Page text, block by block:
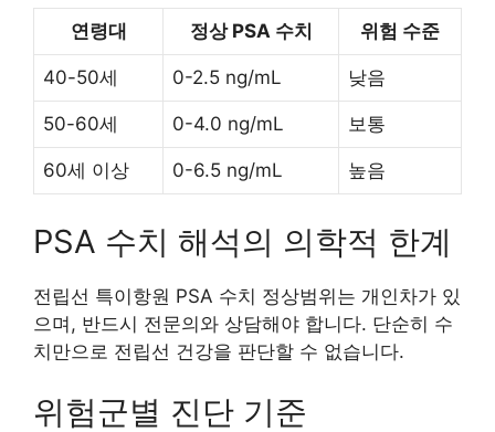
연령대 정상 PSA 수치 위험 수준
40-50세 0-2.5 ng/mL 낮음
50-60세 0-4.0 ng/mL 보통
60세 이상 0-6.5 ng/mL 높음
PSA 수치 해석의 의학적 한계
전립선 특이항원 PSA 수치 정상범위는 개인차가 있
으며, 반드시 전문의와 상담해야 합니다. 단순히 수
치만으로 전립선 건강을 판단할 수 없습니다.
위험군별 진단 기준